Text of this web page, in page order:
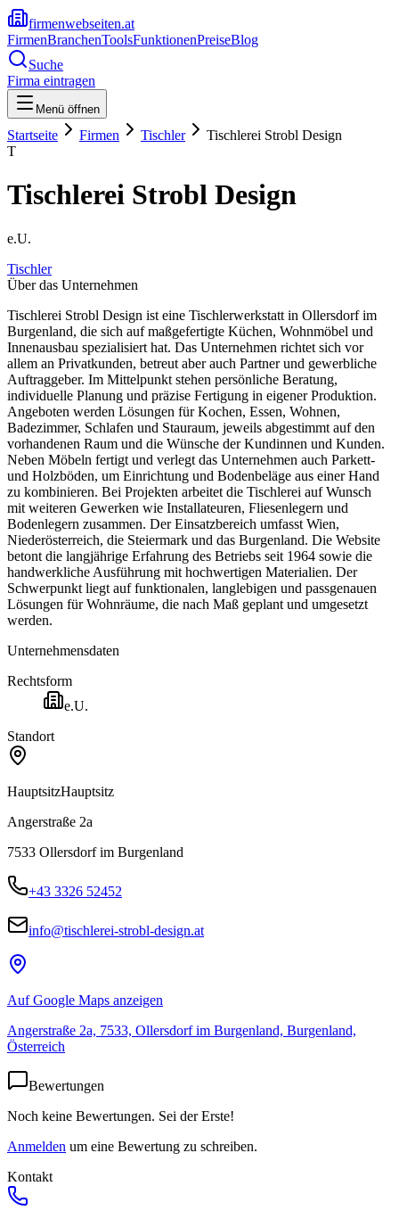
firmenwebseiten.at
FirmenBranchenToolsFunktionenPreiseBlog
Suche
Firma eintragen
Menü öffnen
Startseite Firmen Tischler
Tischlerei Strobl Design
T
Tischlerei Strobl Design
e.U.
Tischler
Über das Unternehmen
Tischlerei Strobl Design ist eine Tischlerwerkstatt in Ollersdorf im
Burgenland, die sich auf maßgefertigte Küchen, Wohnmöbel und
Innenausbau spezialisiert hat. Das Unternehmen richtet sich vor
allem an Privatkunden, betreut aber auch Partner und gewerbliche
Auftraggeber. Im Mittelpunkt stehen persönliche Beratung,
individuelle Planung und präzise Fertigung in eigener Produktion.
Angeboten werden Lösungen für Kochen, Essen, Wohnen,
Badezimmer, Schlafen und Stauraum, jeweils abgestimmt auf den
vorhandenen Raum und die Wünsche der Kundinnen und Kunden.
Neben Möbeln fertigt und verlegt das Unternehmen auch Parkett-
und Holzböden, um Einrichtung und Bodenbeläge aus einer Hand
zu kombinieren. Bei Projekten arbeitet die Tischlerei auf Wunsch
mit weiteren Gewerken wie Installateuren, Fliesenlegern und
Bodenlegern zusammen. Der Einsatzbereich umfasst Wien,
Niederösterreich, die Steiermark und das Burgenland. Die Website
betont die langjährige Erfahrung des Betriebs seit 1964 sowie die
handwerkliche Ausführung mit hochwertigen Materialien. Der
Schwerpunkt liegt auf funktionalen, langlebigen und passgenauen
Lösungen für Wohnräume, die nach Maß geplant und umgesetzt
werden.
Unternehmensdaten
Rechtsform
e.U.
Standort
HauptsitzHauptsitz
Angerstraße 2a
7533 Ollersdorf im Burgenland
+43 3326 52452
info@tischlerei-strobl-design.at
Auf Google Maps anzeigen
Angerstraße 2a, 7533, Ollersdorf im Burgenland, Burgenland,
Österreich
Bewertungen
Noch keine Bewertungen. Sei der Erste!
Anmelden um eine Bewertung zu schreiben.
Kontakt